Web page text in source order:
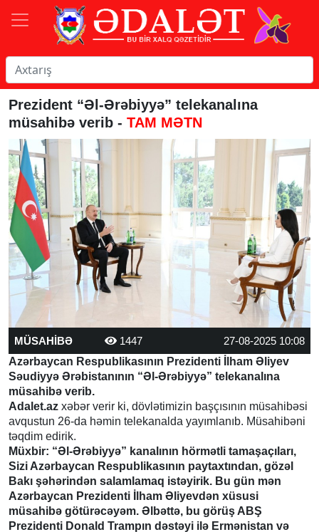
Prezident “Əl-Ərəbiyyə” telekanalına
müsahibə verib - TAM MƏTN
MÜSAHİBƏ 1447
27-08-2025 10:08
Azərbaycan Respublikasının Prezidenti İlham Əliyev
Səudiyyə Ərəbistanının “Əl-Ərəbiyyə” telekanalına
müsahibə verib.
Adalet.az xəbər verir ki, dövlətimizin başçısının müsahibəsi
avqustun 26-da həmin telekanalda yayımlanıb. Müsahibəni
təqdim edirik.
Müxbir: “Əl-Ərəbiyyə” kanalının hörmətli tamaşaçıları,
Sizi Azərbaycan Respublikasının paytaxtından, gözəl
Bakı şəhərindən salamlamaq istəyirik. Bu gün mən
Azərbaycan Prezidenti İlham Əliyevdən xüsusi
müsahibə götürəcəyəm. Əlbəttə, bu görüş ABŞ
Prezidenti Donald Trampın dəstəyi ilə Ermənistan və